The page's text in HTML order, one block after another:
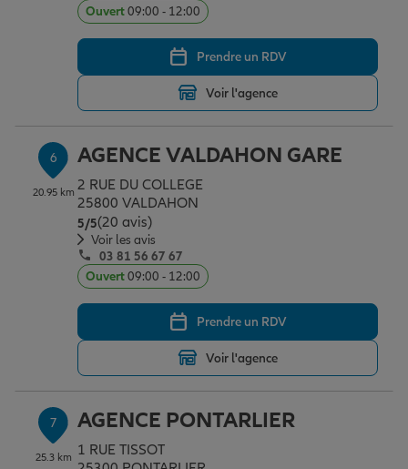
Ouvert09:00 - 12:00
Prendre un RDV
Voir l'agence
6
20.95 km
AGENCE VALDAHON GARE
2 RUE DU COLLEGE
25800 VALDAHON
5/5Note de 5 sur 5
(20 avis)
Voir les avis
03 81 56 67 67
Ouvert09:00 - 12:00
Prendre un RDV
Voir l'agence
7
25.3 km
AGENCE PONTARLIER
1 RUE TISSOT